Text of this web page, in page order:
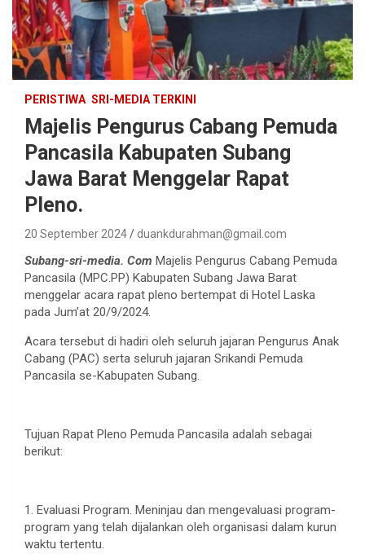
PERISTIWA SRI-MEDIA TERKINI
Majelis Pengurus Cabang Pemuda
Pancasila Kabupaten Subang
Jawa Barat Menggelar Rapat
Pleno.
20 September 2024 duankdurahman@gmail.com
Subang-sri-media. Com Majelis Pengurus Cabang Pemuda
Pancasila (MPC.PP) Kabupaten Subang Jawa Barat
menggelar acara rapat pleno bertempat di Hotel Laska
pada Jum’at 20/9/2024.
Acara tersebut di hadiri oleh seluruh jajaran Pengurus Anak
Cabang (PAC) serta seluruh jajaran Srikandi Pemuda
Pancasila se-Kabupaten Subang.
Tujuan Rapat Pleno Pemuda Pancasila adalah sebagai
berikut:
1. Evaluasi Program. Meninjau dan mengevaluasi program-
program yang telah dijalankan oleh organisasi dalam kurun
waktu tertentu.